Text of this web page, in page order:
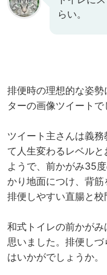
らい。
排便時の理想的な姿
ターの画像ツイートで
ツイート主さんは義
て人生変わるレベル
ようで、前かがみ35
かり地面につけ、背筋
排便しやすい直腸と校
和式トイレの前かが
思いました。排便し
はいかがでしょうか。